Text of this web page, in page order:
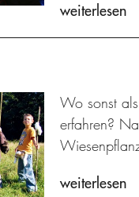
weiterlesen
Wo sonst
erfahren?
weiterlesen